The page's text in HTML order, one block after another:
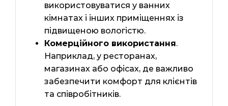
використовуватися у ванних
кімнатах і інших приміщеннях із
підвищеною вологістю.
Комерційного використання.
Наприклад, у ресторанах,
магазинах або офісах, де важливо
забезпечити комфорт для клієнтів
та співробітників.